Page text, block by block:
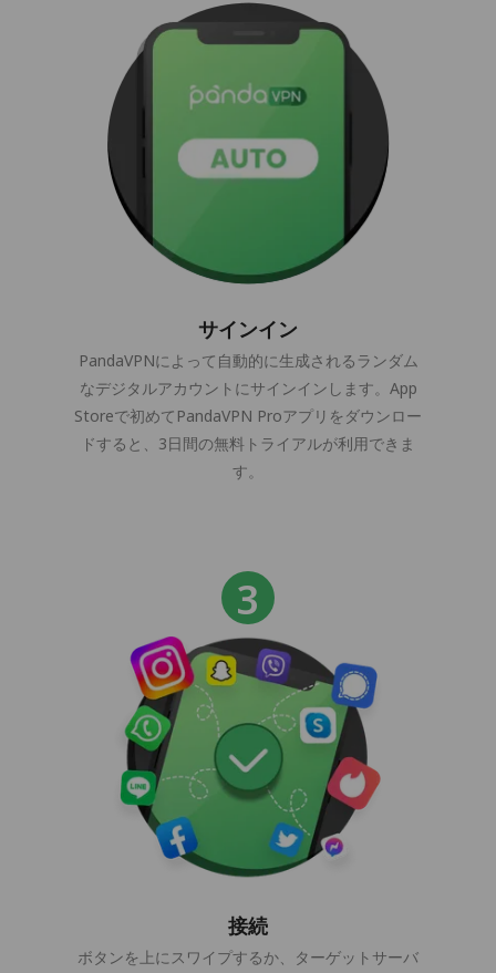
サインイン
PandaVPNによって自動的に生成されるランダム
なデジタルアカウントにサインインします。App
Storeで初めてPandaVPN Proアプリをダウンロー
ドすると、3日間の無料トライアルが利用できま
す。
接続
ボタンを上にスワイプするか、ターゲットサーバ